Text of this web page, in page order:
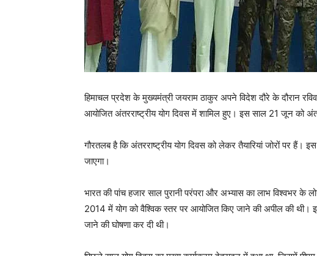
हिमाचल प्रदेश के मुख्यमंत्री जयराम ठाकुर अपने विदेश दौरे के दौरान
आयोजित अंतरराष्ट्रीय योग दिवस में शामिल हुए। इस साल 21 जून को
गौरतलब है कि अंतरराष्ट्रीय योग दिवस को लेकर तैयारियां जोरों पर हैं।
जाएगा।
भारत की पांच हजार साल पुरानी परंपरा और अभ्यास का लाभ विश्वभर के
2014 में योग को वैश्विक स्तर पर आयोजित किए जाने की अपील की थी।
जाने की घोषणा कर दी थी।